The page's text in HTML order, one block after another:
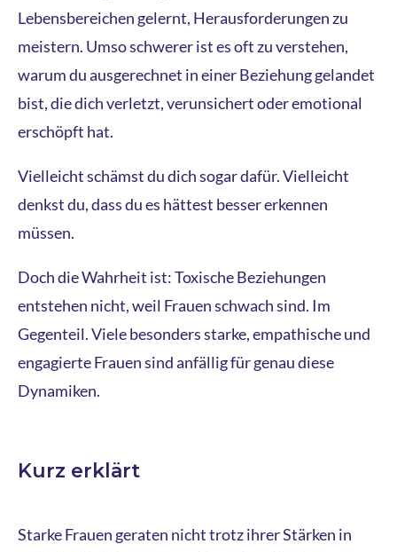
Lebensbereichen gelernt, Herausforderungen zu
meistern. Umso schwerer ist es oft zu verstehen,
warum du ausgerechnet in einer Beziehung gelandet
bist, die dich verletzt, verunsichert oder emotional
erschöpft hat.
Vielleicht schämst du dich sogar dafür. Vielleicht
denkst du, dass du es hättest besser erkennen
müssen.
Doch die Wahrheit ist: Toxische Beziehungen
entstehen nicht, weil Frauen schwach sind. Im
Gegenteil. Viele besonders starke, empathische und
engagierte Frauen sind anfällig für genau diese
Dynamiken.
Kurz erklärt
Starke Frauen geraten nicht trotz ihrer Stärken in